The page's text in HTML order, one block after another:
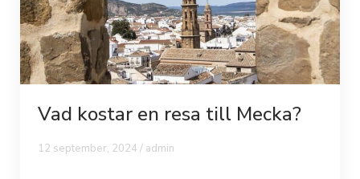
Vad kostar en resa till Mecka?
12 september, 2024 / admin